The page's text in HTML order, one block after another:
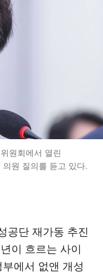
원회에서 열린
원 질의를 듣고 있다.
공단 재가동 추진
이 흐르는 사이
부에서 없앤 개성